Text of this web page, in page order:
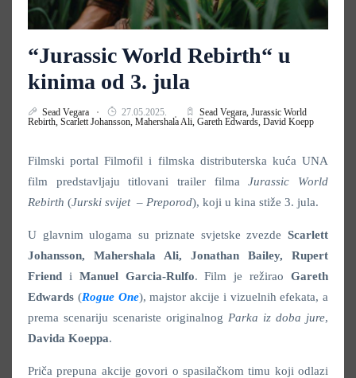
“Jurassic World Rebirth“ u
kinima od 3. jula
Sead Vegara 27.05.2025. Sead Vegara, Jurassic World
Rebirth, Scarlett Johansson, Mahershala Ali, Gareth Edwards, David Koepp
Filmski portal Filmofil i filmska distributerska kuća UNA
film predstavljaju titlovani trailer filmaJurassic World
Rebirth (Jurski svijet – Preporod), koji u kina stiže 3. jula.
U glavnim ulogama su priznate svjetske zvezde Scarlett
Johansson, Mahershala Ali,
Jonathan Bailey, Rupert
Friend i Manuel Garcia-Rulfo. Film je režiraoGareth
Edwards (Rogue One), majstor akcije i vizuelnih efekata, a
prema scenariju scenariste originalnog Parka iz doba jure,
Davida Koeppa.
Priča prepuna akcije govori o spasilačkom timu koji odlazi